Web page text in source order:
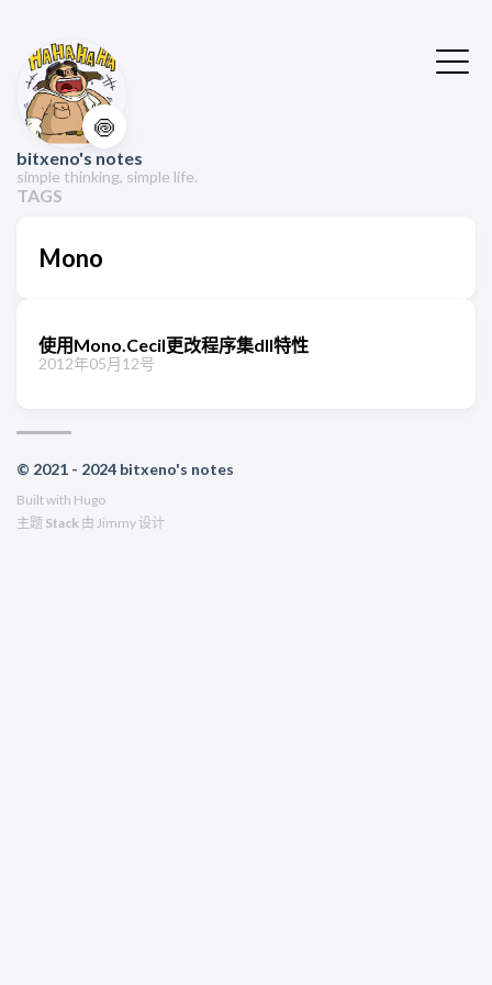
🍥
bitxeno's notes
simple thinking, simple life.
TAGS
Mono
使用Mono.Cecil更改程序集dll特性
2012年05月12号
© 2021 - 2024 bitxeno's notes
Built with Hugo
主题 Stack 由 Jimmy设计